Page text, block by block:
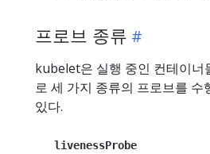
프로브 종류
kubelet은 실행 중인 컨테이너
로 세 가지 종류의 프로브를 수
있다.
livenessProbe